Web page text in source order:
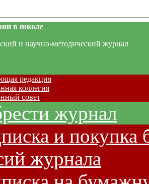
в школе
и научно-методический журнал
редакция
коллегия
совет
журнал
и покупка
журнала